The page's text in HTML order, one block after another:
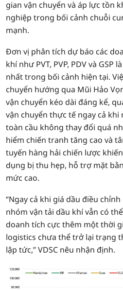
gian vận chuyển và áp lực tồn
nghiệp trong bối cảnh chuỗi
mạnh.
Đơn vị phân tích dự báo các
khí như PVT, PVP, PDV và
nhất trong bối cảnh hiện tại.
chuyển hướng qua Mũi Hảo
vận chuyển kéo dài đáng kể,
vận chuyển thực tế ngay cả
toàn cầu không thay đổi quá
hiểm chiến tranh tăng cao và
tuyến hàng hải chiến lược
dụng bị thu hẹp, hỗ trợ mặt
mức cao.
“Ngay cả khi giá dầu điều
nhóm vận tải dầu khí vẫn có
doanh tích cực thêm một thời
logistics chưa thể trở lại trạng
lập tức,” VDSC nêu nhận định.